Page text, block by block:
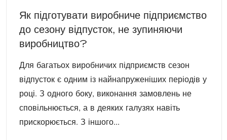
Як підготувати виробниче підприємство
до сезону відпусток, не зупиняючи
виробництво?
Для багатьох виробничих підприємств сезон
відпусток є одним із найнапруженіших періодів у
році. З одного боку, виконання замовлень не
сповільнюється, а в деяких галузях навіть
прискорюється. З іншого...